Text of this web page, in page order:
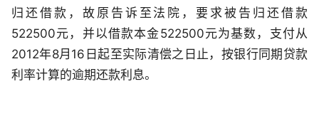
归还借款，故原告诉至法院，要求被告归还借款
522500元，并以借款本金522500元为基数，支付从
2012年8月16日起至实际清偿之日止，按银行同期贷款
利率计算的逾期还款利息。